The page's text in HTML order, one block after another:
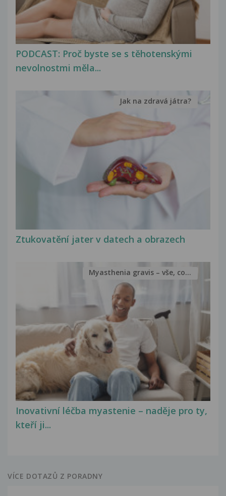
PODCAST: Proč byste se s těhotenskými
nevolnostmi měla...
Ztukovatění jater v datech a obrazech
Jak na zdravá játra?
Inovativní léčba myastenie – naděje pro ty,
kteří ji...
Myasthenia gravis – vše, co...
VÍCE DOTAZŮ Z PORADNY